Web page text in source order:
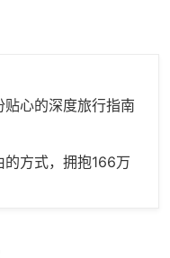
心的深度旅行指南
方式，拥抱166万